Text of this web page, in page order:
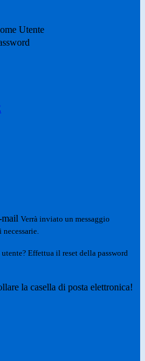
Utente
Verrà inviato un messaggio
Effettua il reset della password
la casella di posta elettronica!